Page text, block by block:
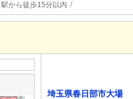
駅から徒歩15分以内
埼玉県春日部市大場